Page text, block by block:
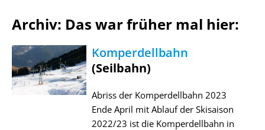
Archiv: Das war früher mal hier:
Komperdellbahn
(Seilbahn)
Abriss der Komperdellbahn 2023
Ende April mit Ablauf der Skisaison
2022/23 ist die Komperdellbahn in